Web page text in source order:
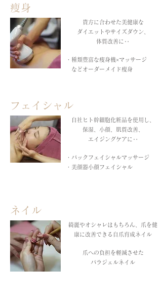
痩身
貴方に合わせた美健康な
ダイエットやサイズダウン、
体質改善に‥
・種類豊富な痩身機×マッサージ
などオーダーメイド痩身
フェイシャル
自社ヒト幹細胞化粧品を使用し、
保湿、小顔、肌質改善、
エイジングケアに‥
・パックフェイシャルマッサージ
・美顔器小顔フェイシャル
ネイル
綺麗やオシャレはもちろん、爪を健
康に改善できる自爪育成ネイル
爪への負担を軽減させた
パラジェルネイル